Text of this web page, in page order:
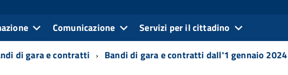
Comunicazione Servizi per il cittadino
di gara e contratti Bandi di gara e contratti dall'1 gennaio 2024